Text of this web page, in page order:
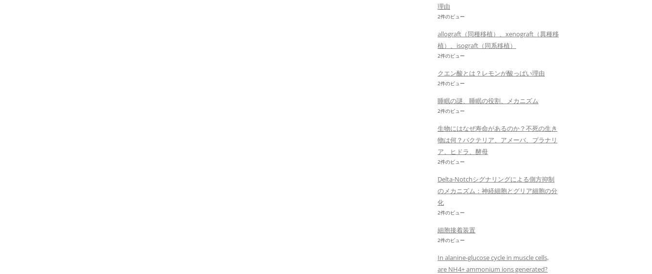
理由
2件のビュー
allograft（同種移植）、xenograft（異種移
植）、isograft（同系移植）
2件のビュー
クエン酸とは？レモンが酸っぱい理由
2件のビュー
睡眠の謎、睡眠の役割、メカニズム
2件のビュー
生物にはなぜ寿命があるのか？不死の生き
物は何？バクテリア、アメーバ、プラナリ
ア、ヒドラ、酵母
2件のビュー
Delta-Notchシグナリングによる側方抑制
のメカニズム：神経細胞とグリア細胞の分
化
2件のビュー
細胞接着装置
2件のビュー
In alanine-glucose cycle in muscle cells,
are NH4+ ammonium ions generated?